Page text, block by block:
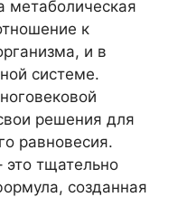
метаболическая
к
и в
системе.
решения для
равновесия.
это тщательно
созданная